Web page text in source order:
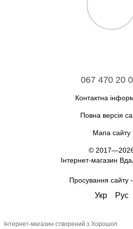
067 470 20
Контактна
Повна версія
Мапа сайту
©
Інтернет-магазин
Просування сайту -
Укр Рус
Інтернет-магазин створений з Хорошоп